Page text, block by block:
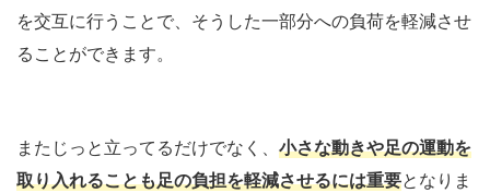
を交互に行うことで、そうした一部分への負荷を軽減させ
ることができます。
またじっと立ってるだけでなく、 小さな動きや足の運動を
取り入れることも足の負担を軽減させるには重要となりま